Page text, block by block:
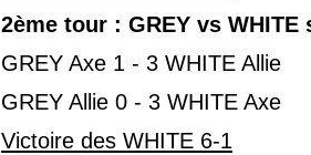
2ème tour : GREY vs WHITE
GREY Axe 1 - 3 WHITE Allie
GREY Allie 0 - 3 WHITE Axe
Victoire des WHITE 6-1